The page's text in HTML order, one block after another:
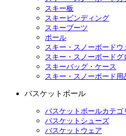
スキー板
スキービンディング
スキーブーツ
ポール
スキー・スノーボードウ
スキー・スノーボードグ
スキーバッグ・ケース
スキー・スノーボード用
バスケットボール
バスケットボールカテゴ
バスケットシューズ
バスケットウェア